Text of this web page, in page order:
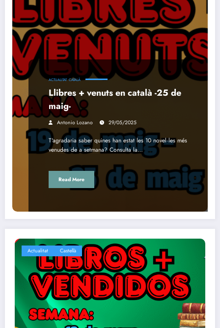
ACTUALITAT CATALÀ
Llibres + venuts en català -25 de
maig-
Antonio Lozano 29/05/2025
T'agradaria saber quines han estat les 10 novel·les més
venudes de a setmana? Consulta la…
Read More
Actualitat Castellà